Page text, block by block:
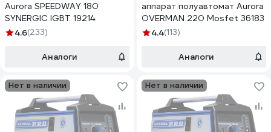
Aurora SPEEDWAY 180
SYNERGIC IGBT 19214
4.6(233)
Аналоги
аппарат полуавтомат Aurora
OVERMAN 220 Mosfet 36183
4.4(113)
Аналоги
Нет в наличии Нет в наличии